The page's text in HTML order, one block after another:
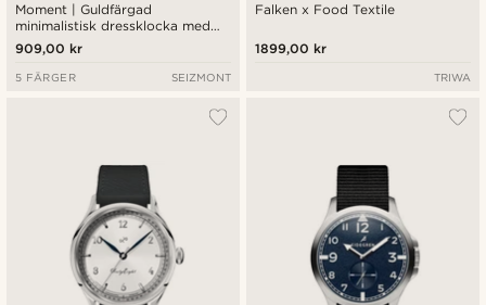
Moment | Guldfärgad
minimalistisk dressklocka med
analogt kvartsurverk,
champagnefärgad urtavla och
sandfärgat nylonband
909,00 kr
5 FÄRGER SEIZMONT
Falken x Food Textile
1899,00 kr
TRIWA